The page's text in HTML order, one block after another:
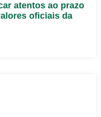
atentos ao prazo
oficiais da